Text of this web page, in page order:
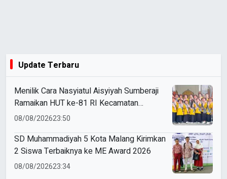
Update Terbaru
Menilik Cara Nasyiatul Aisyiyah Sumberaji
Ramaikan HUT ke-81 RI Kecamatan
Sukodadi
08/08/202623:50
SD Muhammadiyah 5 Kota Malang Kirimkan
2 Siswa Terbaiknya ke ME Award 2026
08/08/202623:34